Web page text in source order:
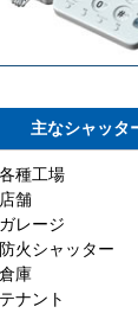
主なシャッタ
各種工場
店舗
ガレージ
防火シャッター
倉庫
テナント